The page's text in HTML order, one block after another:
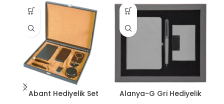
Abant Hediyelik Set
Alanya-G Gri Hediyelik